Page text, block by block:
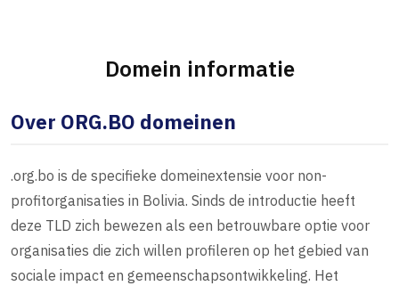
Domein informatie
Over ORG.BO domeinen
.org.bo is de specifieke domeinextensie voor non-
profitorganisaties in Bolivia. Sinds de introductie heeft
deze TLD zich bewezen als een betrouwbare optie voor
organisaties die zich willen profileren op het gebied van
sociale impact en gemeenschapsontwikkeling. Het